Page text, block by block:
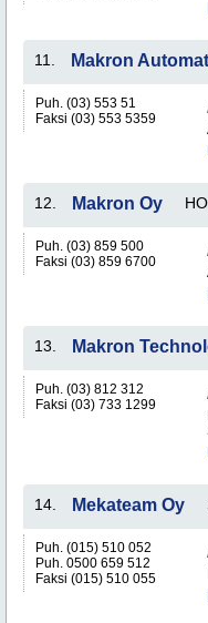
11. Makron
Puh. (03) 553 51
Faksi (03) 553 5359
12. Makron Oy
Puh. (03) 859 500
Faksi (03) 859 6700
13. Makron
Puh. (03) 812 312
Faksi (03) 733 1299
14. Mekateam Oy
Puh. (015) 510 052
Puh. 0500 659 512
Faksi (015) 510 055